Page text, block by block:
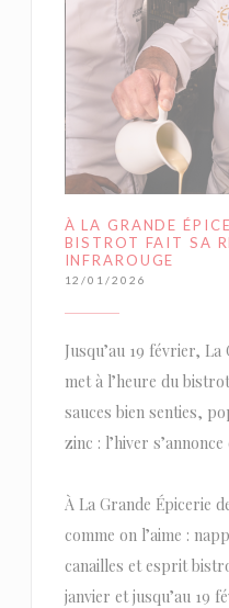
À LA GRANDE
BISTROT FAIT SA
INFRAROUGE
12/01/2026
Jusqu’au 19 février,
met à l’heure du
sauces bien senties,
zinc : l’hiver
À La Grande Épicerie
comme on l’aime :
canailles et esprit
janvier et jusqu’au 19